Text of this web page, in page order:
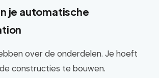
je automatische
over de onderdelen. Je hoeft
constructies te bouwen.